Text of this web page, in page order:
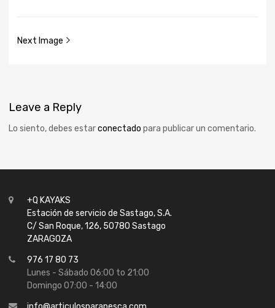
Next Image
Leave a Reply
Lo siento, debes estarconectado para publicar un comentario.
+Q KAYAKS
Estación de servicio de Sastago, S.A.
C/ San Roque, 126, 50780 Sastago
ZARAGOZA
976 17 80 73
Lunes - Sábado 06:00 to 21:00
Domingo 07:00 - 14:00